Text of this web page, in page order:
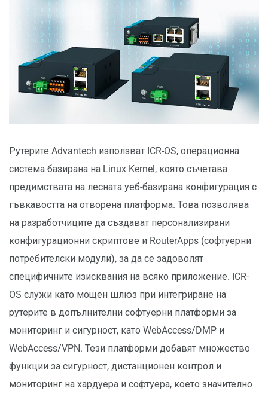
Рутерите Advantech използват ICR-OS, операционна
система базирана на Linux Kernel, която съчетава
предимствата на лесната уеб-базирана конфигурация с
гъвкавостта на отворена платформа. Това позволява
на разработчиците да създават персонализирани
конфигурационни скриптове и RouterApps (софтуерни
потребителски модули), за да се задоволят
специфичните изисквания на всяко приложение. ICR-
OS служи като мощен шлюз при интегриране на
рутерите в допълнителни софтуерни платформи за
мониторинг и сигурност, като WebAccess/DMP и
WebAccess/VPN. Тези платформи добавят множество
функции за сигурност, дистанционен контрол и
мониторинг на хардуера и софтуера, което значително